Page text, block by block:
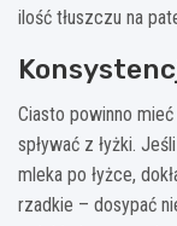
ilość tłuszczu na
Ciasto powinno
spływać z łyżki.
mleka po łyżce,
rzadkie – dosypać